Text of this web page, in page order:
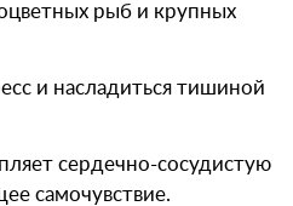
рыб и крупных
и насладиться тишиной
сердечно-сосудистую
самочувствие.